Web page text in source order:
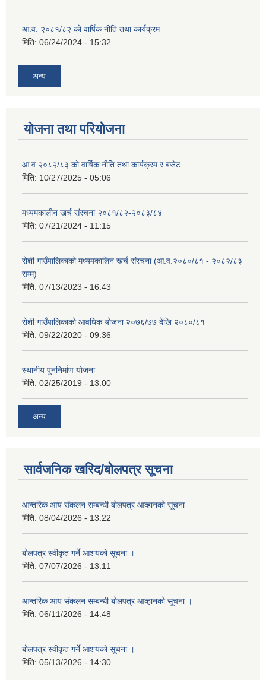
आ.व. २०८१/८२ को वार्षिक नीति तथा कार्यक्रम
मिति: 06/24/2024 - 15:32
अन्य
योजना तथा परियोजना
आ.व २०८२/८३ को वार्षिक नीति तथा कार्यक्रम र बजेट
मिति: 10/27/2025 - 05:06
मध्यमकालीन खर्च संरचना २०८१/८२-२०८३/८४
मिति: 07/21/2024 - 11:15
रोशी गाउँपालिकाको मध्यमकालिन खर्च संरचना (आ.व.२०८०/८१ - २०८२/८३
सम्म)
मिति: 07/13/2023 - 16:43
रोशी गाउँपालिकाको आवधिक योजना २०७६/७७ देखि २०८०/८१
मिति: 09/22/2020 - 09:36
स्थानीय पुननिर्माण योजना
मिति: 02/25/2019 - 13:00
अन्य
सार्वजनिक खरिद/बोलपत्र सूचना
आन्तरिक आय संकलन सम्बन्धी बोलपत्र आव्हानको सूचना
मिति: 08/04/2026 - 13:22
बोलपत्र स्वीकृत गर्ने आशयको सूचना ।
मिति: 07/07/2026 - 13:11
आन्तरिक आय संकलन सम्बन्धी बोलपत्र आव्हानको सूचना ।
मिति: 06/11/2026 - 14:48
बोलपत्र स्वीकृत गर्ने आशयको सूचना ।
मिति: 05/13/2026 - 14:30